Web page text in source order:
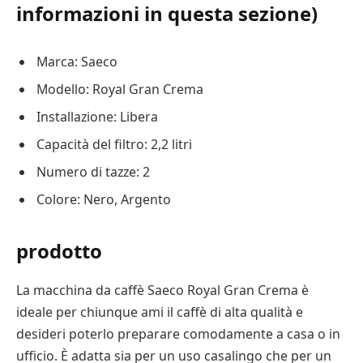
informazioni in questa sezione)
Marca: Saeco
Modello: Royal Gran Crema
Installazione: Libera
Capacità del filtro: 2,2 litri
Numero di tazze: 2
Colore: Nero, Argento
prodotto
La macchina da caffè Saeco Royal Gran Crema è
ideale per chiunque ami il caffè di alta qualità e
desideri poterlo preparare comodamente a casa o in
ufficio. È adatta sia per un uso casalingo che per un